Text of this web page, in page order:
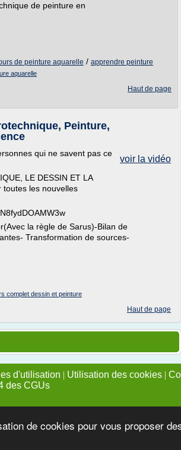
de cookies pour vous proposer
de peinture en
de peinture aquarelle / apprendre peinture
aquarelle
Haut de page
Peinture,
voir la vidéo
qui ne savent pas ce
LE DESSIN ET LA
toutes les nouvelles
la règle de Sarus)-Bilan de
Transformation de sources-
complet dessin et peinture
Haut de page
d'utilisation | Utilisation des cookies |
des CGUs